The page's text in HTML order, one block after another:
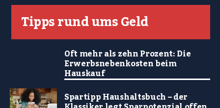
Tipps rund ums Geld
Oft mehr als zehn Prozent: Die
Erwerbsnebenkosten beim
Hauskauf
Spartipp Haushaltsbuch – der